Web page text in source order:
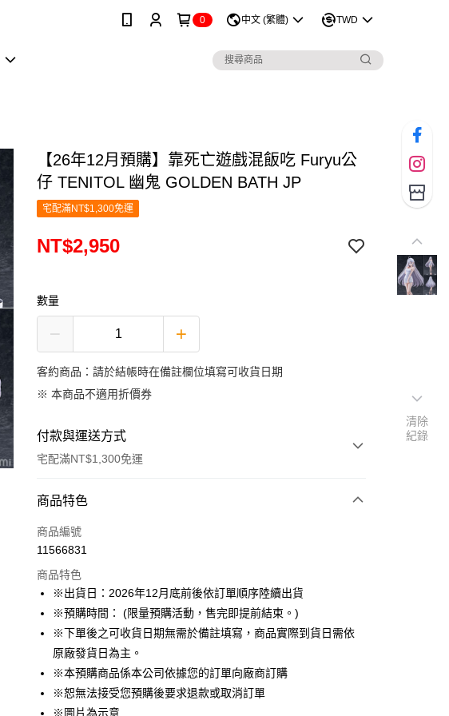
0 中文 (繁體) TWD
【26年12月預購】靠死亡遊戲混飯吃 Furyu公
仔 TENITOL 幽鬼 GOLDEN BATH JP
宅配滿NT$1,300免運
NT$2,950
數量
客約商品：請於結帳時在備註欄位填寫可收貨日期
※ 本商品不適用折價券
付款與運送方式
宅配滿NT$1,300免運
付款方式
信用卡一次付款
Apple Pay
悠遊付
Google Pay
ATM付款
商品特色
商品編號
11566831
商品特色
※出貨日：2026年12月底前後依訂單順序陸續出貨
※預購時間： (限量預購活動，售完即提前結束。)
※下單後之可收貨日期無需於備註填寫，商品實際到貨日需依
原廠發貨日為主。
※本預購商品係本公司依據您的訂單向廠商訂購
※恕無法接受您預購後要求退款或取消訂單
※圖片為示意
清除
紀錄